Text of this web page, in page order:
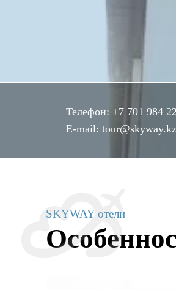
Телефон: +7 701 984
E-mail: tour@skyway.kz
SKYWAY отели